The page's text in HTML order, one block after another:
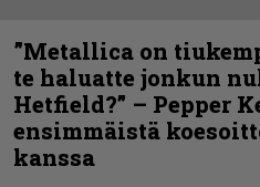
”Metallica on
te haluatte jonkun
Hetfield?” – Pepper
ensimmäistä
kanssa